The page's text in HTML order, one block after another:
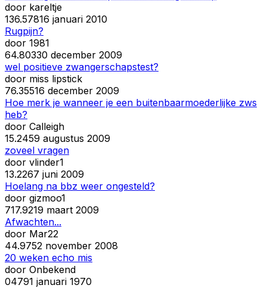
door kareltje
136.57816 januari 2010
Rugpijn?
door 1981
64.80330 december 2009
wel positieve zwangerschapstest?
door miss lipstick
76.35516 december 2009
Hoe merk je wanneer je een buitenbaarmoederlijke zws
heb?
door Calleigh
15.2459 augustus 2009
zoveel vragen
door vlinder1
13.2267 juni 2009
Hoelang na bbz weer ongesteld?
door gizmoo1
717.9219 maart 2009
Afwachten...
door Mar22
44.9752 november 2008
20 weken echo mis
door Onbekend
04791 januari 1970